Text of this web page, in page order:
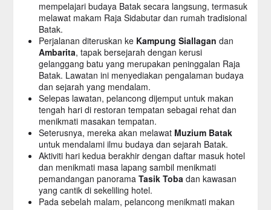
mempelajari budaya Batak secara langsung, termasuk
melawat makam Raja Sidabutar dan rumah tradisional
Batak.
Perjalanan diteruskan ke Kampung Siallagan dan
Ambarita, tapak bersejarah dengan kerusi
gelanggang batu yang merupakan peninggalan Raja
Batak. Lawatan ini menyediakan pengalaman budaya
dan sejarah yang mendalam.
Selepas lawatan, pelancong dijemput untuk makan
tengah hari di restoran tempatan sebagai rehat dan
menikmati masakan tempatan.
Seterusnya, mereka akan melawat Muzium Batak
untuk mendalami ilmu budaya dan sejarah Batak.
Aktiviti hari kedua berakhir dengan daftar masuk hotel
dan menikmati masa lapang sambil menikmati
pemandangan panorama Tasik Toba dan kawasan
yang cantik di sekeliling hotel.
Pada sebelah malam, pelancong menikmati makan